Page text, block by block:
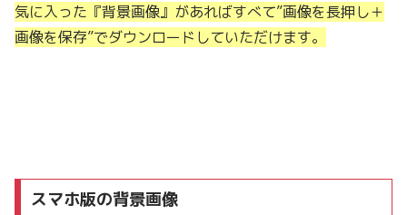
気に入った『背景画像』があればすべて”画像を長押し＋
画像を保存”でダウンロードしていただけます。
スマホ版の背景画像